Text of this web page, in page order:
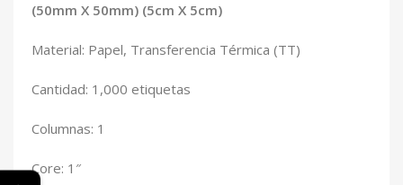
(50mm X 50mm) (5cm X 5cm)
Material: Papel, Transferencia Térmica (TT)
Cantidad: 1,000 etiquetas
Columnas: 1
Core: 1″